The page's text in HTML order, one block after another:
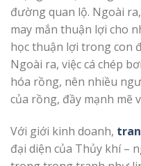
đường quan lộ. Ngoài
may mắn thuận lợi cho
học thuận lợi trong con
Ngoài ra, việc cá chép
hóa rồng, nên nhiều
của rồng, đầy mạnh mẽ
Với giới kinh doanh,
đại diện của Thủy khí –